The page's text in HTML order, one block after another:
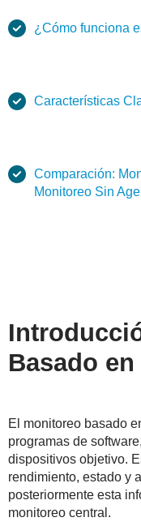
¿Cómo funciona
Características
Comparación:
Monitoreo Sin
Basado
El monitoreo basado
programas de
dispositivos objetivo.
rendimiento, estado y
posteriormente esta
monitoreo central.